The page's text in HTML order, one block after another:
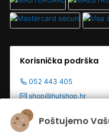
Poštujemo
Korisnička podrška
052 443 405
shop@hutshop.hr
Radno vrijeme:
Pon - Pet 9:00-19:00h